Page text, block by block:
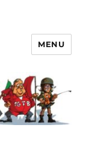
MENU